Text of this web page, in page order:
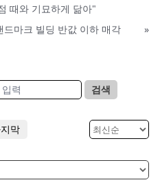
때와 기묘하게 닮아"
마크 빌딩 반값 이하 매각
»
검색
막